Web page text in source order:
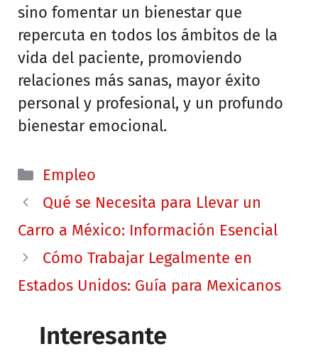
sino fomentar un bienestar que
repercuta en todos los ámbitos de la
vida del paciente, promoviendo
relaciones más sanas, mayor éxito
personal y profesional, y un profundo
bienestar emocional.
Categorías
Empleo
Qué se Necesita para Llevar un
Carro a México: Información Esencial
Cómo Trabajar Legalmente en
Estados Unidos: Guía para Mexicanos
Interesante